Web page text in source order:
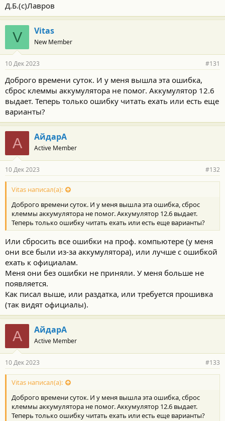
Д.Б.(с)Лавров
V Vitas
New Member
10 Дек 2023 #131
Доброго времени суток. И у меня вышла эта ошибка,
сброс клеммы аккумулятора не помог. Аккумулятор 12.6
выдает. Теперь только ошибку читать ехать или есть еще
варианты?
А АйдарА
Active Member
10 Дек 2023 #132
Vitas написал(а):
Доброго времени суток. И у меня вышла эта ошибка, сброс
клеммы аккумулятора не помог. Аккумулятор 12.6 выдает.
Теперь только ошибку читать ехать или есть еще варианты?
Или сбросить все ошибки на проф. компьютере (у меня
они все были из-за аккумулятора), или лучше с ошибкой
ехать к официалам.
Меня они без ошибки не приняли. У меня больше не
появляется.
Как писал выше, или раздатка, или требуется прошивка
(так видят официалы).
А АйдарА
Active Member
10 Дек 2023 #133
Vitas написал(а):
Доброго времени суток. И у меня вышла эта ошибка, сброс
клеммы аккумулятора не помог. Аккумулятор 12.6 выдает.
Теперь только ошибку читать ехать или есть еще варианты?